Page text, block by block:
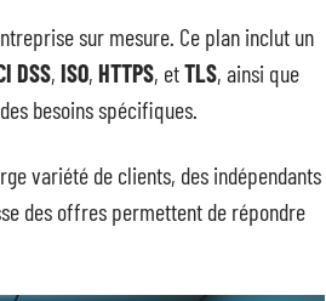
sur mesure. Ce plan inclut un
DSS, ISO, HTTPS, etTLS, ainsi que
besoins spécifiques.
variété de clients, des indépendants
des offres permettent de répondre